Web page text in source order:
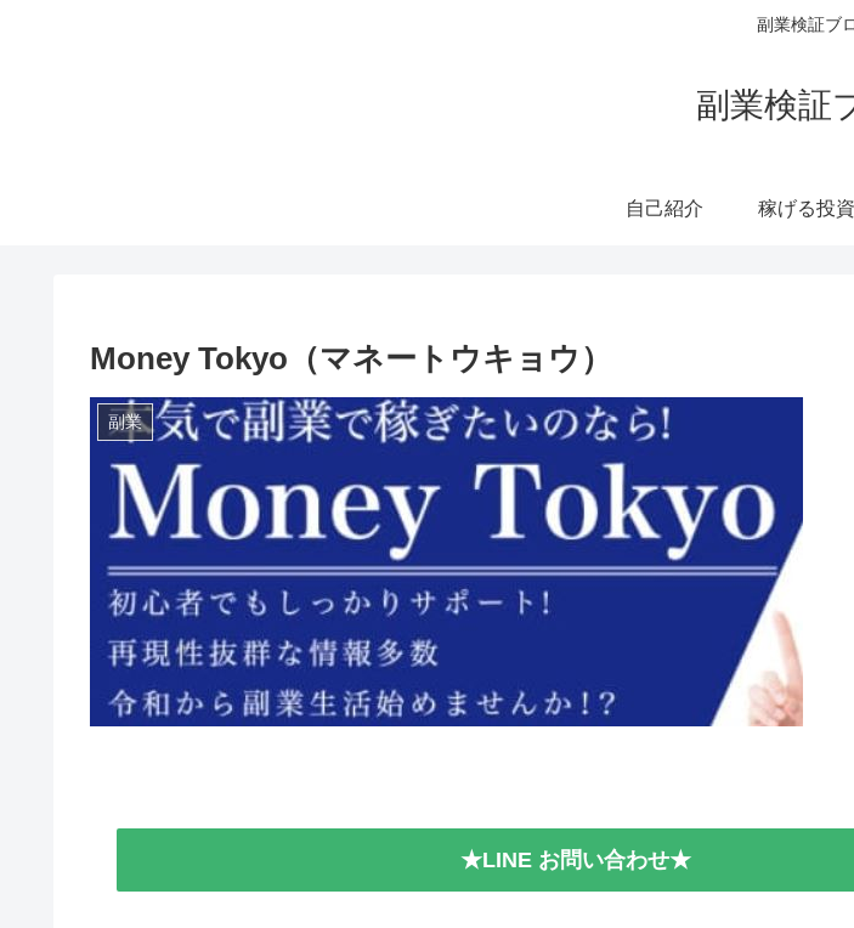
副業検証ブ
副業検証
自己紹介 稼げる投資
Money Tokyo（マネートウキョウ）
副業
★LINE お問い合わせ★